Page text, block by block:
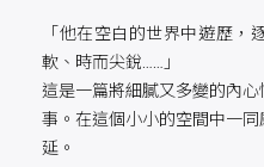
「他在空白的世界中遊歷
軟、時而尖銳……」
這是一篇將細膩又多變的內
事。在這個小小的空間中一
延。